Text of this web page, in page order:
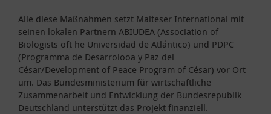
Alle diese Maßnahmen setzt Malteser International mit
seinen lokalen Partnern ABIUDEA (Association of
Biologists oft he Universidad de Atlántico) und PDPC
(Programma de Desarrolooa y Paz del
César/Development of Peace Program of César) vor Ort
um. Das Bundesministerium für wirtschaftliche
Zusammenarbeit und Entwicklung der Bundesrepublik
Deutschland unterstützt das Projekt finanziell.